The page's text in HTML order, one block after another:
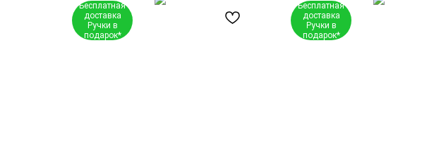
Бесплатная
доставка
Ручки в
подарок*
Бесплатная
доставка
Ручки в
подарок*